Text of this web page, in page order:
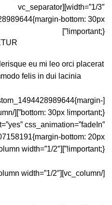
width=”1/3″][vc_separator
bottom: 30px
!important;}”]
eu mi leo orci placerat
felis in dui lacinia
css_animation=”fadeIn”
bottom: 20px
!important;}”][vc_column width=”1/2″]
[/vc_column][vc_column width=”1/2″]